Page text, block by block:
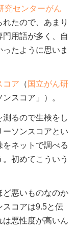
究センターがん
れたので、あまり
用語が多く、自
たように思いま
コア （ 国立がん研
ンスコア」）。
るので生検をし
ーソンスコアとい
ネットで調べる
初めてこういう
ど悪いものなのか
スコアは9.5と伝
は悪性度が高いん